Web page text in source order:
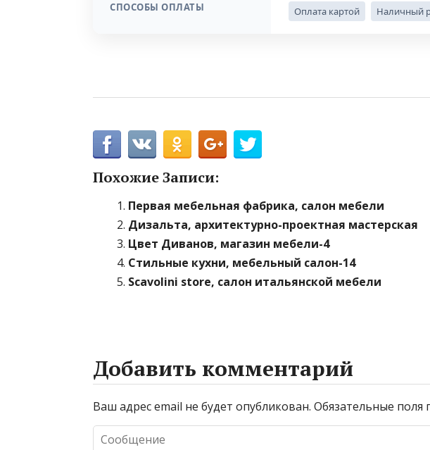
СПОСОБЫ ОПЛАТЫ Оплата картой Наличный
Похожие Записи:
Первая мебельная фабрика, салон мебели
Дизальта, архитектурно-проектная мастерская
Цвет Диванов, магазин мебели-4
Стильные кухни, мебельный салон-14
Scavolini store, салон итальянской мебели
Добавить комментарий
Ваш адрес email не будет опубликован. Обязательные поля